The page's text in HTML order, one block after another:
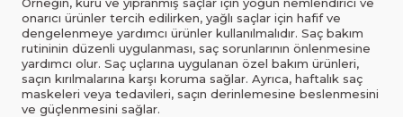
onarıcı ürünler tercih edilirken, yağlı saçlar için hafif ve
dengelenmeye yardımcı ürünler kullanılmalıdır. Saç bakım
rutininin düzenli uygulanması, saç sorunlarının önlenmesine
yardımcı olur. Saç uçlarına uygulanan özel bakım ürünleri,
saçın kırılmalarına karşı koruma sağlar. Ayrıca, haftalık saç
maskeleri veya tedavileri, saçın derinlemesine beslenmesini
ve güçlenmesini sağlar.